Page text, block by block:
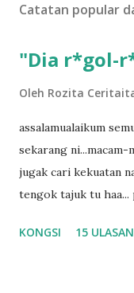
lCatatan popular
"Dia r*gol-
Oleh Rozita
assalamualaikum
sekarang ni...macam-
jugak cari kekuatan
tengok tajuk tu haa...
tau? yang sebut tu
KONGSI 15 ULASAN